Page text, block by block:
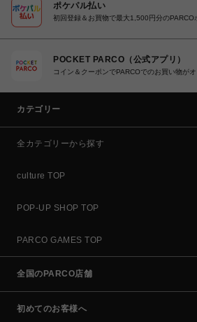
ポケパル払い
初回登録＆お買物で最大1,500円分のPARCO
POCKET PARCO（公式アプリ）
コイン＆クーポンでPARCOでのお買い物が
カテゴリー
全カテゴリーから探す
culture TOP
POP-UP SHOP TOP
PARCO GAMES TOP
全国のPARCO店舗
初めてのお客様へ